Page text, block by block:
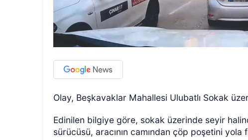
Olay, Beşkavaklar Mahallesi Ulubatlı Sokak
Edinilen bilgiye göre, sokak üzerinde seyir
sürücüsü, aracının camından çöp poşetini yola